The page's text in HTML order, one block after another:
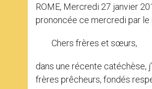
r
ROME, Mercredi 27 janvier
prononcée ce mercredi par le
Chers frères et sœurs,
dans une récente catéchèse,
frères prêcheurs, fondés